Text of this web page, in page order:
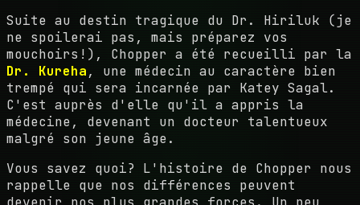
Suite au destin tragique du Dr. Hiriluk (je
ne spoilerai pas, mais préparez vos
mouchoirs!), Chopper a été recueilli par la
Dr. Kureha, une médecin au caractère bien
trempé qui sera incarnée par Katey Sagal.
C'est auprès d'elle qu'il a appris la
médecine, devenant un docteur talentueux
malgré son jeune âge.
Vous savez quoi? L'histoire de Chopper nous
rappelle que nos différences peuvent